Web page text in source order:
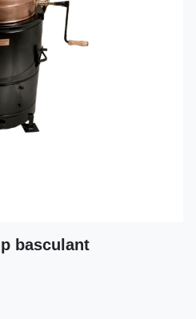
basculant